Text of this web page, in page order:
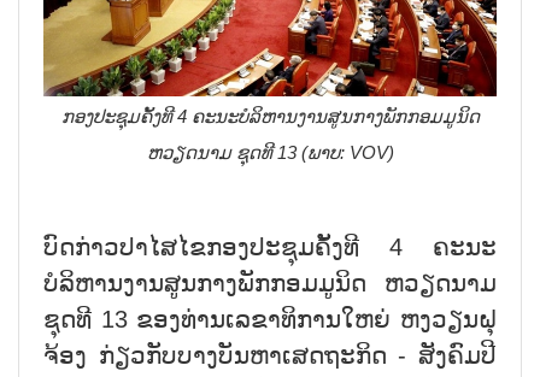
ກອງປະຊຸມຄັ້ງທີ 4 ຄະນະບໍລິຫານງານສູນກາງພັກກອມມູນິດ
ຫວຽດນາມ ຊຸດທີ 13 (ພາບ: VOV)
ບົດກ່າວປາໄສໄຂກອງປະຊຸມຄັ້ງທີ 4 ຄະນະ
ບໍລິຫານງານສູນກາງພັກກອມມູນິດ ຫວຽດນາມ
ຊຸດທີ 13 ຂອງທ່ານເລຂາທິການໃຫຍ່ ຫງວຽນຝຸ
ຈ້ອງ ກ່ຽວກັບບາງບັນຫາເສດຖະກິດ - ສັງຄົມປີ